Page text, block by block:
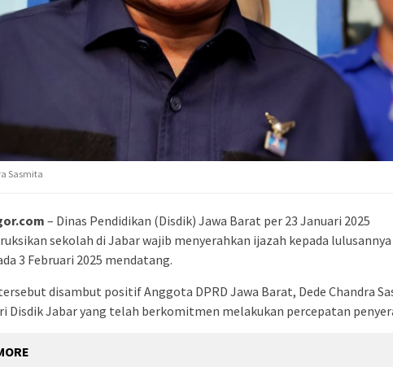
Sasmita
– Dinas Pendidikan (Disdik) Jawa Barat per 23 Januari 2025
sekolah di Jabar wajib menyerahkan ijazah kepada
3 Februari 2025 mendatang.
disambut positif Anggota DPRD Jawa Barat, Dede Chandra
Disdik Jabar yang telah berkomitmen melakukan percepatan